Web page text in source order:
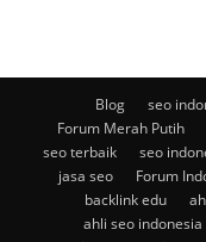
Blog seo
Forum Merah Putih
seo terbaik
seo
jasa seo
Forum
backlink edu
ahli seo indonesia